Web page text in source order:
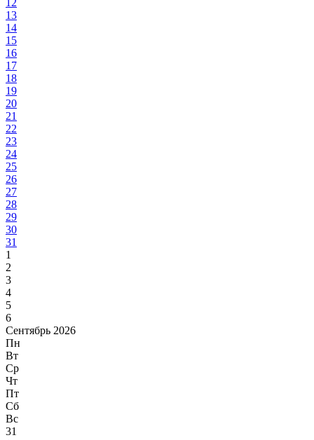
12
13
14
15
16
17
18
19
20
21
22
23
24
25
26
27
28
29
30
31
1
2
3
4
5
6
Сентябрь 2026
Пн
Вт
Ср
Чт
Пт
Сб
Вс
31